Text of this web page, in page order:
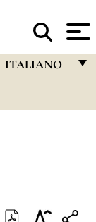
ITALIANO